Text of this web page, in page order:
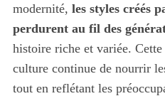
modernité, les styles créés
perdurent au fil des
histoire riche et variée.
culture continue de nourrir
tout en reflétant les